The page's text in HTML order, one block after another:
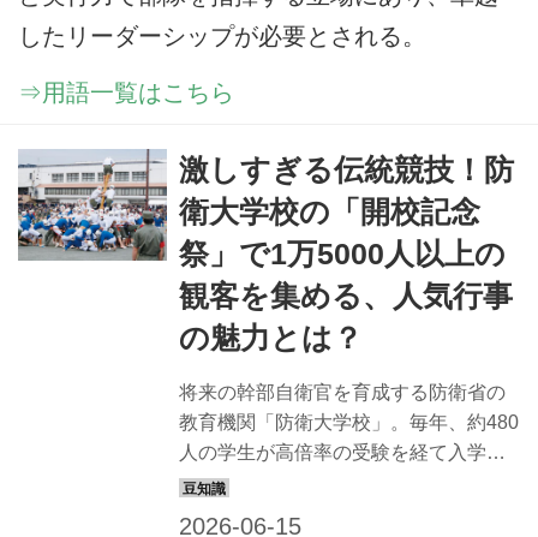
したリーダーシップが必要とされる。
⇒用語一覧はこちら
激しすぎる伝統競技！防
衛大学校の「開校記念
祭」で1万5000人以上の
観客を集める、人気行事
の魅力とは？
将来の幹部自衛官を育成する防衛省の
教育機関「防衛大学校」。毎年、約480
人の学生が高倍率の受験を経て入学、
寮での学生生活の後、卒業後は、陸・